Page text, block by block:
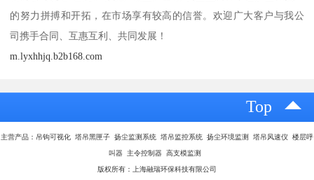
的努力拼搏和开拓，在市场享有较高的信誉。欢迎广大客户与我公
司携手合同、互惠互利、共同发展！
m.lyxhhjq.b2b168.com
Top
主营产品：吊钩可视化 塔吊黑匣子 扬尘监测系统 塔吊监控系统 扬尘环境监测 塔吊风速仪 楼层呼
叫器 主令控制器 高支模监测
版权所有：上海融瑞环保科技有限公司